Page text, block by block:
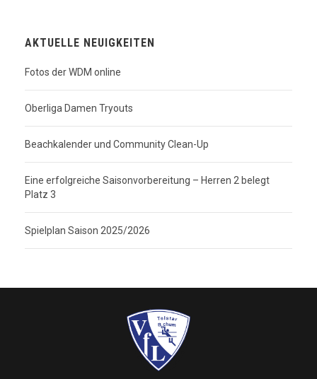
AKTUELLE NEUIGKEITEN
Fotos der WDM online
Oberliga Damen Tryouts
Beachkalender und Community Clean-Up
Eine erfolgreiche Saisonvorbereitung – Herren 2 belegt
Platz 3
Spielplan Saison 2025/2026